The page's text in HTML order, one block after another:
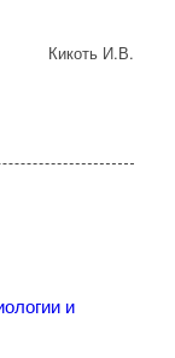
Кикоть И.В.
и